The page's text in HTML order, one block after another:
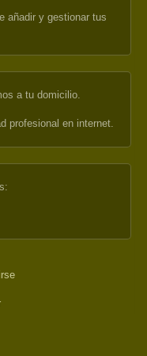
añadir y gestionar tus
a tu domicilio.
profesional en internet.